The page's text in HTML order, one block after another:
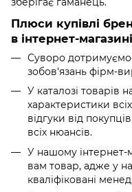
Плюси купівлі
в інтернет-
Суворо
зобов'язань фірм-
У каталозі товарів
характеристики
відгуки від
всіх нюансів.
У нашому інтернет-
вам товар, адже у
кваліфіковані